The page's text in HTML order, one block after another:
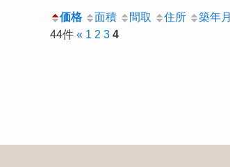
価格 面積 間取 住所
築年月
44件 « 1 2 3 4